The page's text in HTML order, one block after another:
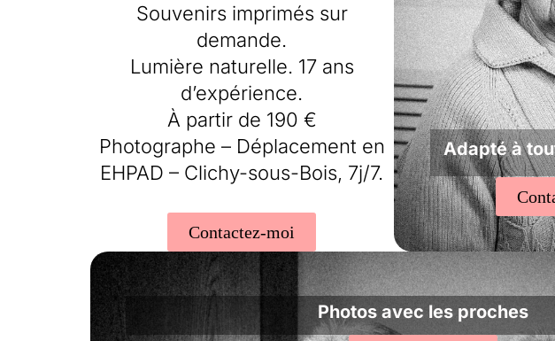
Souvenirs imprimés sur
demande.
Lumière naturelle. 17 ans
d’expérience.
À partir de 190 €
Photographe – Déplacement en
EHPAD – Clichy-sous-Bois, 7j/7.
Contactez-moi
Adapté à
Photos avec les proches